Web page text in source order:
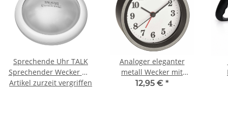
Sprechende Uhr TALK
Sprechender Wecker mit
Temperaturansage
Artikel zurzeit vergriffen
Analoger eleganter
metall Wecker mit
Geräuscharmem Sweep-
12,95 € *